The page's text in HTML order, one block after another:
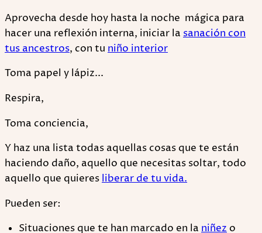
Aprovecha desde hoy hasta la noche mágica para
hacer una reflexión interna, iniciar la sanación con
tus ancestros, con tu niño interior
Toma papel y lápiz...
Respira,
Toma conciencia,
Y haz una lista todas aquellas cosas que te están
haciendo daño, aquello que necesitas soltar, todo
aquello que quieresliberar de tu vida.
Pueden ser:
Situaciones que te han marcado en la niñez o